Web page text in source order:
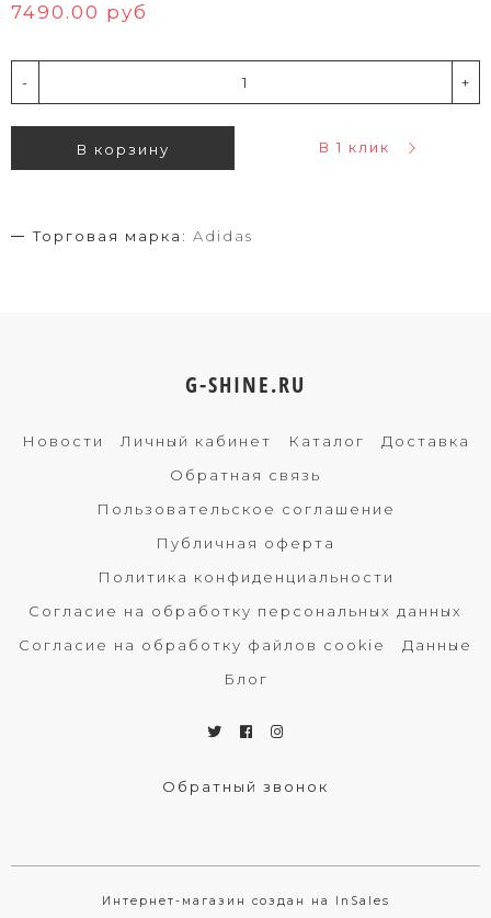
7490.00 руб
- +
В корзину В 1 клик
Торговая марка: Adidas
G-SHINE.RU
Новости Личный кабинет Каталог
Доставка
Обратная связь
Пользовательское соглашение
Публичная оферта
Политика конфиденциальности
Согласие на обработку персональных данных
Согласие на обработку файлов cookie
Данные
Блог
Обратный звонок
Интернет-магазин создан на InSales